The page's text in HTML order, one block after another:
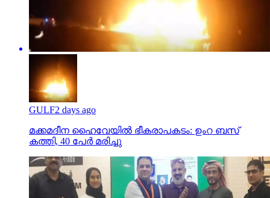
GULF2 days ago
മക്കമദീന ഹൈവേയില്‍ ഭീകരാപകടം: ഉംറ ബസ്
കത്തി, 40 പേര്‍ മരിച്ചു